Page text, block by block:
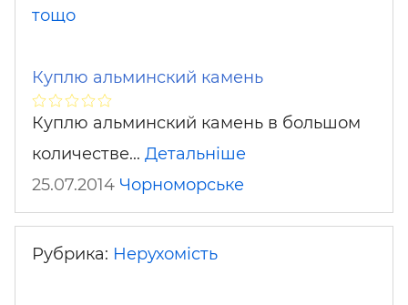
тощо
Куплю альминский камень
Куплю альминский камень в большом
количестве... Детальніше
25.07.2014 Чорноморське
Рубрика: Нерухомість